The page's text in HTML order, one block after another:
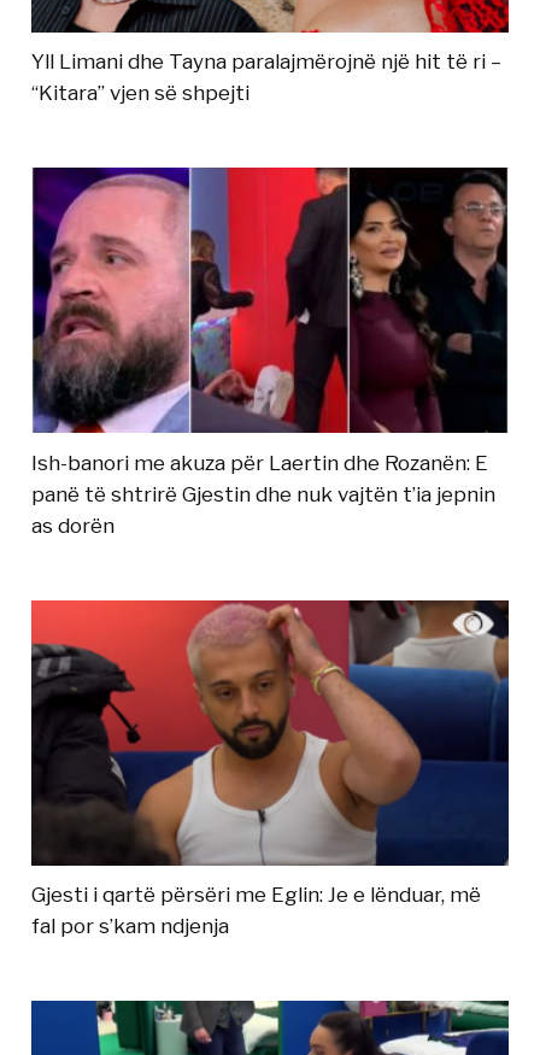
Yll Limani dhe Tayna paralajmërojnë një hit të ri –
“Kitara” vjen së shpejti
Ish-banori me akuza për Laertin dhe Rozanën: E
panë të shtrirë Gjestin dhe nuk vajtën t’ia jepnin
as dorën
Gjesti i qartë përsëri me Eglin: Je e lënduar, më
fal por s’kam ndjenja